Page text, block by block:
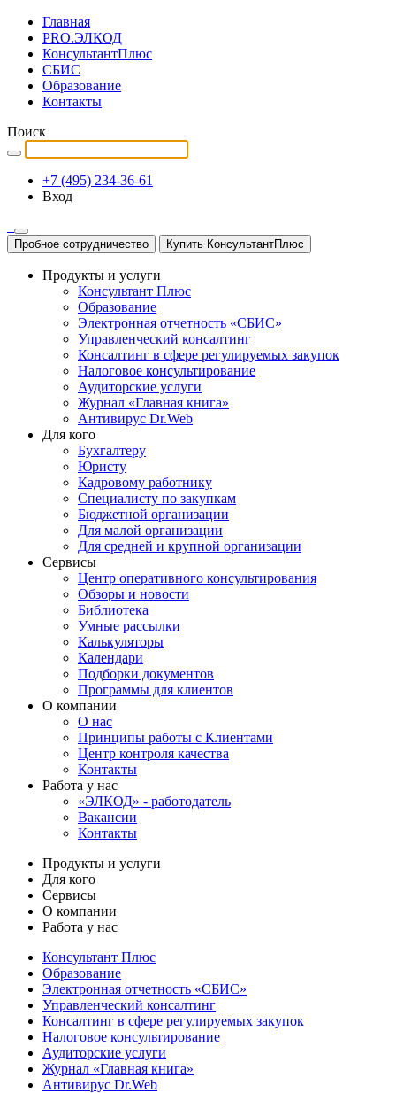
Главная
PRO.ЭЛКОД
КонсультантПлюс
СБИС
Образование
Контакты
Поиск
+7 (495) 234-36-61
Вход
Пробное сотрудничество Купить КонсультантПлюс
Продукты и услуги
Консультант Плюс
Образование
Электронная отчетность «СБИС»
Управленческий консалтинг
Консалтинг в сфере регулируемых закупок
Налоговое консультирование
Аудиторские услуги
Журнал «Главная книга»
Антивирус Dr.Web
Для кого
Бухгалтеру
Юристу
Кадровому работнику
Специалисту по закупкам
Бюджетной организации
Для малой организации
Для средней и крупной организации
Сервисы
Центр оперативного консультирования
Обзоры и новости
Библиотека
Умные рассылки
Калькуляторы
Календари
Подборки документов
Программы для клиентов
О компании
О нас
Принципы работы с Клиентами
Центр контроля качества
Контакты
Работа у нас
«ЭЛКОД» - работодатель
Вакансии
Контакты
Продукты и услуги
Для кого
Сервисы
О компании
Работа у нас
Консультант Плюс
Образование
Электронная отчетность «СБИС»
Управленческий консалтинг
Консалтинг в сфере регулируемых закупок
Налоговое консультирование
Аудиторские услуги
Журнал «Главная книга»
Антивирус Dr.Web